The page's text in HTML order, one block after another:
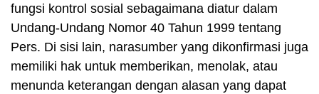
fungsi kontrol sosial sebagaimana diatur dalam
Undang-Undang Nomor 40 Tahun 1999 tentang
Pers. Di sisi lain, narasumber yang dikonfirmasi juga
memiliki hak untuk memberikan, menolak, atau
menunda keterangan dengan alasan yang dapat